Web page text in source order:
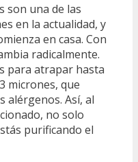
son una de las
en la actualidad, y
en casa. Con
radicalmente.
para atrapar hasta
micrones, que
alérgenos. Así, al
no solo
purificando el